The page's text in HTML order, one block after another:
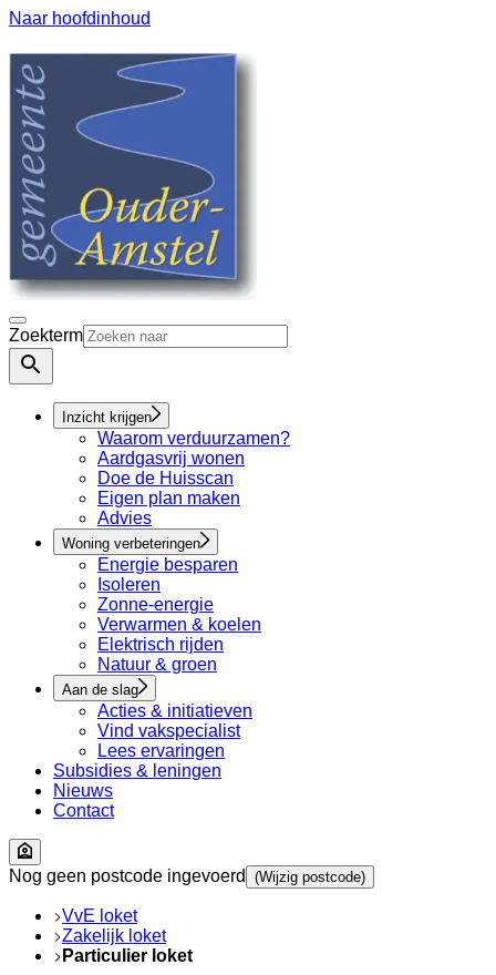
Naar hoofdinhoud
Zoekterm
Inzicht krijgen
Waarom verduurzamen?
Aardgasvrij wonen
Doe de Huisscan
Eigen plan maken
Advies
Woning verbeteringen
Energie besparen
Isoleren
Zonne-energie
Verwarmen & koelen
Elektrisch rijden
Natuur & groen
Aan de slag
Acties & initiatieven
Vind vakspecialist
Lees ervaringen
Subsidies & leningen
Nieuws
Contact
Nog geen postcode ingevoerd (Wijzig postcode)
VvE loket
Zakelijk loket
Particulier loket